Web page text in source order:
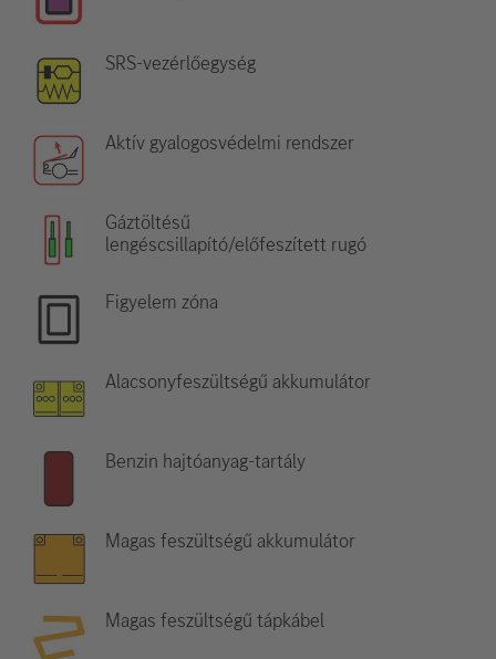
SRS-vezérlőegység
Aktív gyalogosvédelmi rendszer
Gáztöltésű
lengéscsillapító/előfeszített rugó
Figyelem zóna
Alacsonyfeszültségű akkumulátor
Benzin hajtóanyag-tartály
Magas feszültségű akkumulátor
Magas feszültségű tápkábel